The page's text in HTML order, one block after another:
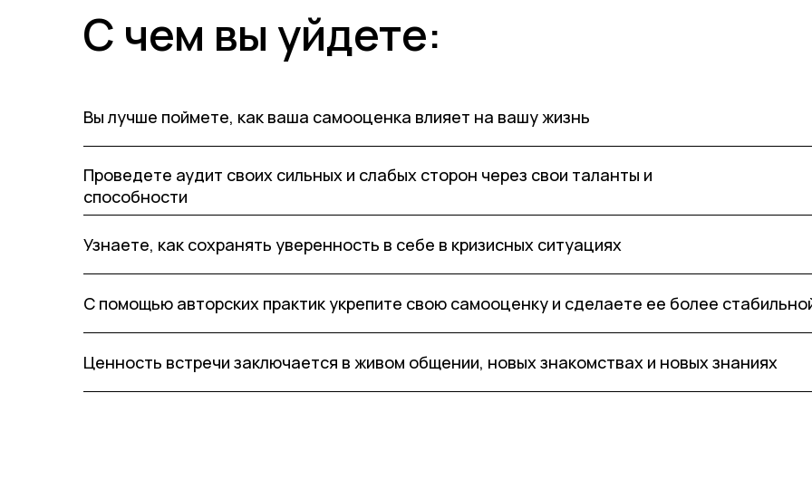
С чем вы уйдете:
Вы лучше поймете, как ваша самооценка влияет на вашу жизнь
Проведете аудит своих сильных и слабых сторон через свои таланты и
способности
Узнаете, как сохранять уверенность в себе в кризисных ситуациях
С помощью авторских практик укрепите свою самооценку и сделаете ее более
Ценность встречи заключается в живом общении, новых знакомствах и новых знаниях